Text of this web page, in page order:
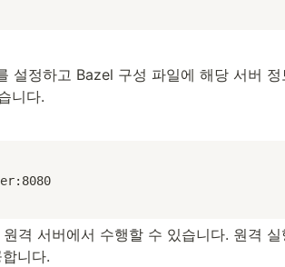
설정하고 Bazel 구성 파일에 해당 서버
니다.
격 서버에서 수행할 수 있습니다. 원격
니다.